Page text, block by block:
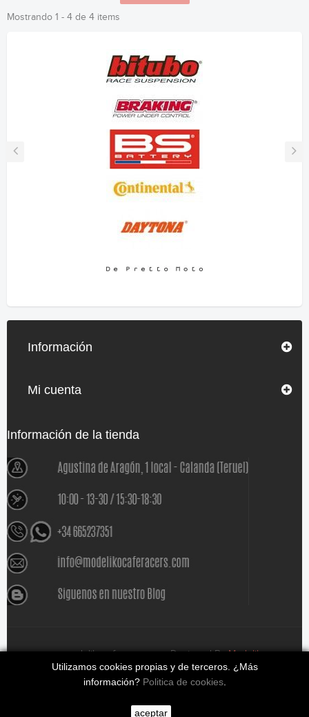
Mostrando 1 - 4 de 4 items
Información
Mi cuenta
Información de la tienda
Utilizamos cookies propias y de terceros. ¿Más
información? Politica de cookies.
aceptar
www.modelikocaferacers.com Designed By Modeliko